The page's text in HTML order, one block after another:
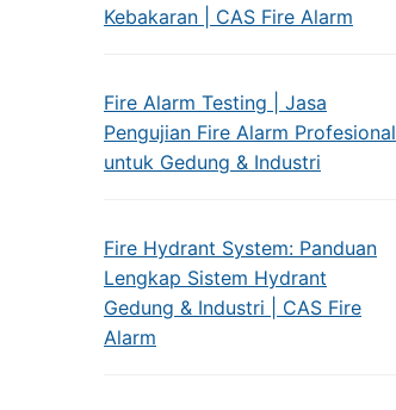
Kebakaran | CAS Fire Alarm
Fire Alarm Testing | Jasa
Pengujian Fire Alarm Profesional
untuk Gedung & Industri
Fire Hydrant System: Panduan
Lengkap Sistem Hydrant
Gedung & Industri | CAS Fire
Alarm